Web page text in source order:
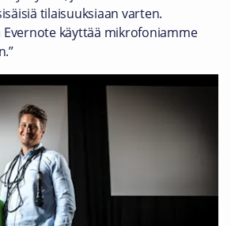
tilaisuuksiaan varten.
Evernote käyttää mikrofoniamme